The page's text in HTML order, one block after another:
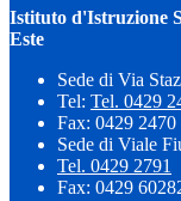
Istituto d'Istruzione
Este
Sede di Via
Tel: Tel. 0429
Fax: 0429 2470
Sede di Viale
Tel. 0429 2791
Fax: 0429